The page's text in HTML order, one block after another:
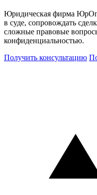
Юридическая фирма
в суде, сопровождать
сложные правовые
конфиденциальностью.
Получить консультацию